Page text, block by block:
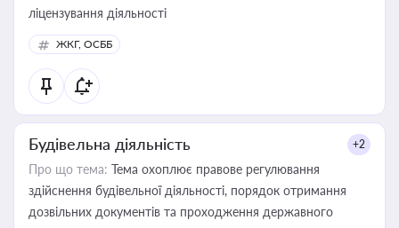
ліцензування діяльності
ЖКГ, ОСББ
Будівельна діяльність +2
Про що тема: Тема охоплює правове регулювання
здійснення будівельної діяльності, порядок отримання
дозвільних документів та проходження державного